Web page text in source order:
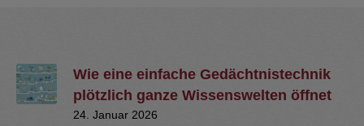
Wie eine einfache Gedächtnistechnik
plötzlich ganze Wissenswelten öffnet
24. Januar 2026